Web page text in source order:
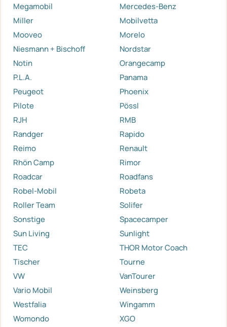
Megamobil
Mercedes-Benz
Miller
Mobilvetta
Mooveo
Morelo
Niesmann + Bischoff
Nordstar
Notin
Orangecamp
P.L.A.
Panama
Peugeot
Phoenix
Pilote
Pössl
RJH
RMB
Randger
Rapido
Reimo
Renault
Rhön Camp
Rimor
Roadcar
Roadfans
Robel-Mobil
Robeta
Roller Team
Solifer
Sonstige
Spacecamper
Sun Living
Sunlight
TEC
THOR Motor Coach
Tischer
Tourne
VW
VanTourer
Vario Mobil
Weinsberg
Westfalia
Wingamm
Womondo
XGO